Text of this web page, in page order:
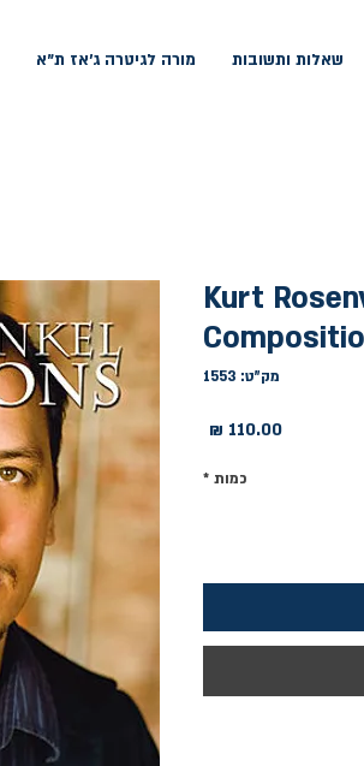
שאלות ותשובות מורה לגיטרה ג'אז ת"א
Kurt
מק"ט: 1553
כמות *